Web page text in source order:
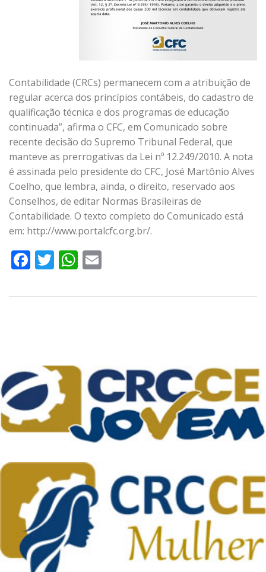
Contabilidade (CRCs) permanecem com a atribuição de
regular acerca dos princípios contábeis, do cadastro de
qualificação técnica e dos programas de educação
continuada”, afirma o CFC, em Comunicado sobre
recente decisão do Supremo Tribunal Federal, que
manteve as prerrogativas da Lei nº 12.249/2010. A nota
é assinada pelo presidente do CFC, José Martônio Alves
Coelho, que lembra, ainda, o direito, reservado aos
Conselhos, de editar Normas Brasileiras de
Contabilidade. O texto completo do Comunicado está
em: http://www.portalcfc.org.br/.
Facebook
TwitterWhatsApp